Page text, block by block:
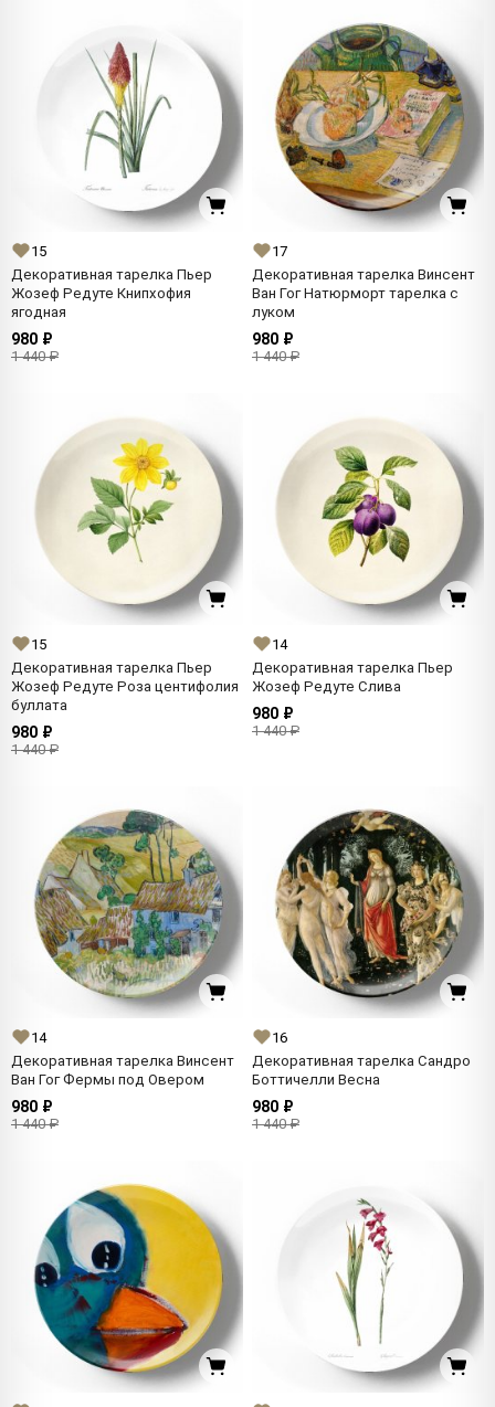
15
Декоративная тарелка Пьер
Жозеф Редуте Книпхофия
ягодная
980 ₽
1 440 ₽
17
Декоративная тарелка Винсент
Ван Гог Натюрморт тарелка с
луком
980 ₽
1 440 ₽
15
Декоративная тарелка Пьер
Жозеф Редуте Роза центифолия
буллата
980 ₽
1 440 ₽
14
Декоративная тарелка Пьер
Жозеф Редуте Слива
980 ₽
1 440 ₽
14
Декоративная тарелка Винсент
Ван Гог Фермы под Овером
980 ₽
1 440 ₽
16
Декоративная тарелка Сандро
Боттичелли Весна
980 ₽
1 440 ₽